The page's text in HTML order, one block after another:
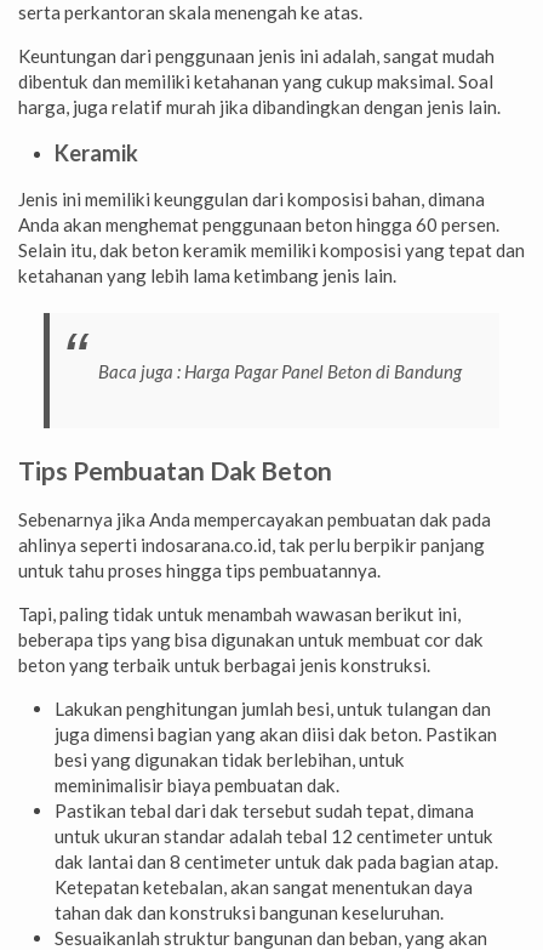
serta perkantoran skala menengah ke atas.
Keuntungan dari penggunaan jenis ini adalah, sangat mudah
dibentuk dan memiliki ketahanan yang cukup maksimal. Soal
harga, juga relatif murah jika dibandingkan dengan jenis lain.
Keramik
Jenis ini memiliki keunggulan dari komposisi bahan, dimana
Anda akan menghemat penggunaan beton hingga 60 persen.
Selain itu, dak beton keramik memiliki komposisi yang tepat dan
ketahanan yang lebih lama ketimbang jenis lain.
Baca juga : Harga Pagar Panel Beton di Bandung
Tips Pembuatan Dak Beton
Sebenarnya jika Anda mempercayakan pembuatan dak pada
ahlinya seperti indosarana.co.id, tak perlu berpikir panjang
untuk tahu proses hingga tips pembuatannya.
Tapi, paling tidak untuk menambah wawasan berikut ini,
beberapa tips yang bisa digunakan untuk membuat cor dak
beton yang terbaik untuk berbagai jenis konstruksi.
Lakukan penghitungan jumlah besi, untuk tulangan dan
juga dimensi bagian yang akan diisi dak beton. Pastikan
besi yang digunakan tidak berlebihan, untuk
meminimalisir biaya pembuatan dak.
Pastikan tebal dari dak tersebut sudah tepat, dimana
untuk ukuran standar adalah tebal 12 centimeter untuk
dak lantai dan 8 centimeter untuk dak pada bagian atap.
Ketepatan ketebalan, akan sangat menentukan daya
tahan dak dan konstruksi bangunan keseluruhan.
Sesuaikanlah struktur bangunan dan beban, yang akan